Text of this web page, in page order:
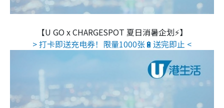
【U GO x CHARGESPOT 夏日消暑企划⚡】
> 打卡即送充电券！限量1000张🔋送完即止 <